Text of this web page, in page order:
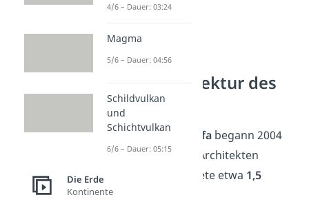
Bau und Architektur des
Burj Khalifa
Der BaudesBurj Khalifa begann 2004
unter der Leitung des Architekten
Adrian Smith und kostete etwa 1,5
Milliarden US-Dollar
4/6 – Dauer: 03:24
Magma
5/6 – Dauer: 04:56
Schildvulkan
und
Schichtvulkan
6/6 – Dauer: 05:15
Die Erde
Kontinente